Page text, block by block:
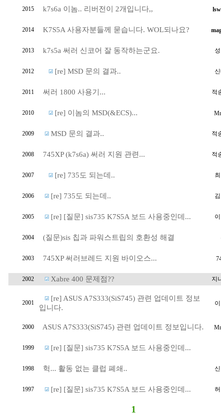
2015 k7s6a 이놈.. 리버전이 2개입니다,,
2014 K7S5A 사용자분들께 묻습니다. WOL되나요?
2013 k7s5a 써러 신코어 잘 동작하는군요.
2012 [re] MSD 문의 결과..
2011 써러 1800 사용기... 적
2010 [re] 이놈의 MSD(&ECS)...
2009 MSD 문의 결과.. 적
2008 745XP (k7s6a) 써러 지원 관련... 적
2007 [re] 735도 되는데..
2006 [re] 735도 되는데..
2005 [re] [질문] sis735 K7S5A 보드 사용중인데...
2004 (질문)sis 칩과 파워스트립의 호환성 해결
2003 745XP 써러브레드 지원 바이오스...
2002 Xabre 400 문제점?? 지
2001
[re] ASUS A7S333(SiS745) 관련 업데이트 정보
입니다.
2000 ASUS A7S333(SiS745) 관련 업데이트 정보입니다.
1999 [re] [질문] sis735 K7S5A 보드 사용중인데...
1998 헉... 활동 없는 클럽 폐쇄..
1997 [re] [질문] sis735 K7S5A 보드 사용중인데...
1